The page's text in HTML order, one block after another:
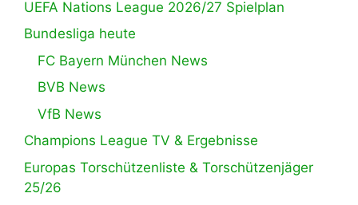
UEFA Nations League 2026/27 Spielplan
Bundesliga heute
FC Bayern München News
BVB News
VfB News
Champions League TV & Ergebnisse
Europas Torschützenliste & Torschützenjäger
25/26